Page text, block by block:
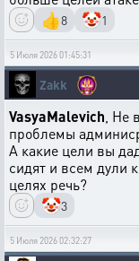
👍8 🤡1
5 Июля 2026 01:45:31
Zakk
VasyaMalevich ,
проблемы
А какие цели вы
сидят и всем дули
целях речь?
🤡3
5 Июля 2026 02:32:27